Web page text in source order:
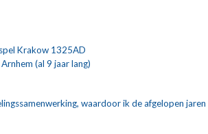
Krakow 1325AD
(al 9 jaar lang)
waardoor ik de afgelopen